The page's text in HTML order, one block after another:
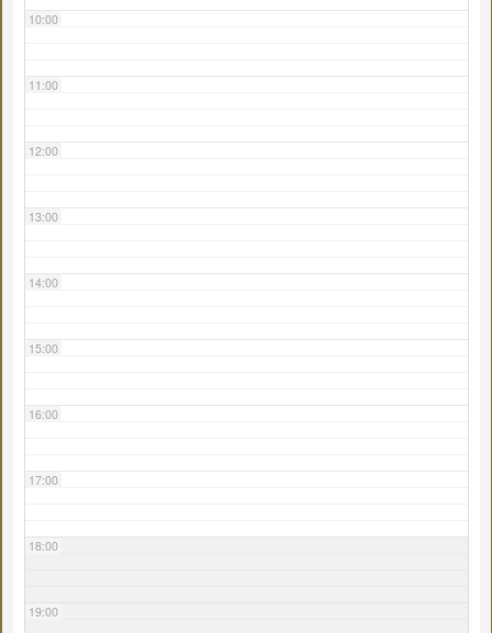
10:00
11:00
12:00
13:00
14:00
15:00
16:00
17:00
18:00
19:00